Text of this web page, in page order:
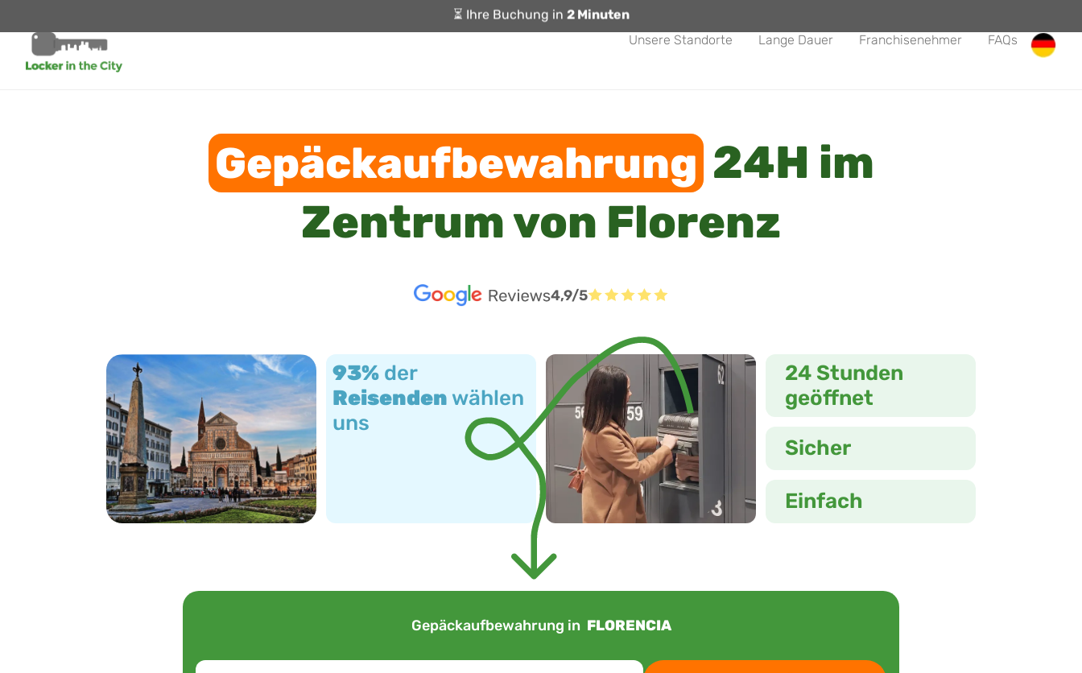
⏳ Ihre Buchung in 2 Minuten
Unsere Standorte
Lange Dauer Franchisenehmer FAQs
Gepäckaufbewahrung24H im
Zentrum von Florenz
4,9/5
93% der
Reisenden wählen
uns
Sicher
Einfach
24 Stunden
geöffnet
Gepäckaufbewahrung in FLORENCIA